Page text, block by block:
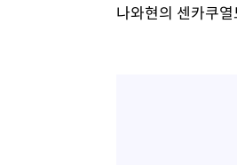
나와현의 센카쿠